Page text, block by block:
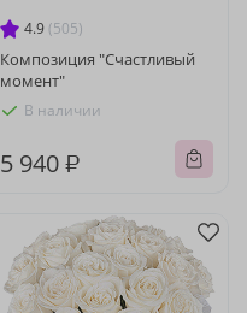
4.9 (505)
Композиция "Счастливый
момент"
В наличии
5 940 ₽